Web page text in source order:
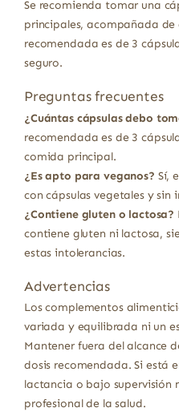
Se recomienda tomar una
principales, acompañada
recomendada es de 3
seguro.
Preguntas frecuentes
¿Cuántas cápsulas debo
recomendada es de 3
comida principal.
¿Es apto para veganos? Sí,
con cápsulas vegetales y
¿Contiene gluten o lactosa?
contiene gluten ni lactosa,
estas intolerancias.
Advertencias
Los complementos
variada y equilibrada ni un
Mantener fuera del alcance
dosis recomendada. Si está
lactancia o bajo supervisión
profesional de la salud.